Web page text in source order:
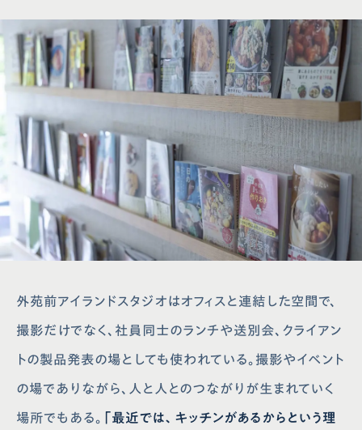
会社概要
サイトポリシー
ソーシャルメディアポリシー
クリンスイ通販サイト
お手入れ方法
よくあるご質問
外苑前アイランドスタジオはオフィスと連結した空間で、
撮影だけでなく、社員同士のランチや送別会、クライアン
トの製品発表の場としても使われている。撮影やイベント
の場でありながら、人と人とのつながりが生まれていく
場所でもある。 「最近では、キッチンがあるからという理